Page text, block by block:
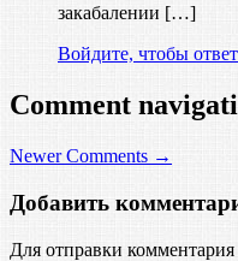
закабалении […]
Войдите, чтобы
Comment
Newer Comments →
Добавить
Для отправки